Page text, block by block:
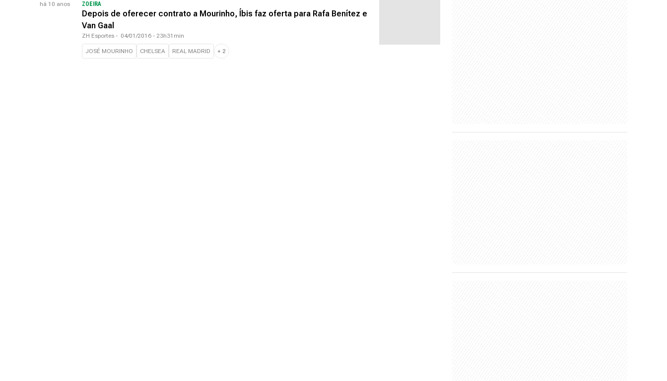
há 10 anos ZOEIRA
Depois de oferecer contrato a Mourinho, Íbis faz oferta para Rafa Benítez e
Van Gaal
ZH Esportes - 04/01/2016 - 23h31min
JOSÉ MOURINHO CHELSEA REAL MADRID + 2